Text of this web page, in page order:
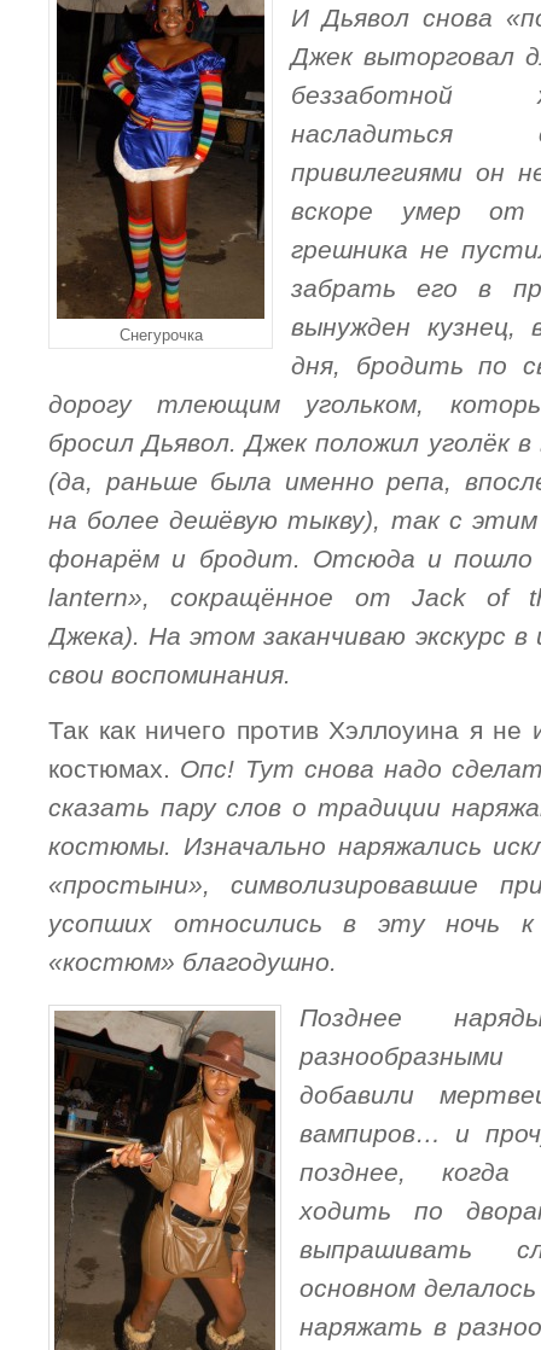
Снегурочка
И Дьявол снова
Джек выторговал
беззаботной
насладиться
привилегиями он
вскоре умер
грешника не
забрать его в
вынужден кузнец,
дня, бродить по
дорогу тлеющим угольком,
бросил Дьявол. Джек положил уголёк
(да, раньше была именно репа,
на более дешёвую тыкву), так с этим
фонарём и бродит. Отсюда и пошло
lantern», сокращённое от Jack of
Джека). На этом заканчиваю экскурс
свои воспоминания.
Так как ничего против Хэллоуина я не
костюмах. Опс! Тут снова надо
сказать пару слов о традиции
костюмы. Изначально наряжались
«простыни», символизировавшие
усопших относились в эту ночь
«костюм» благодушно.
Позднее
добавили
вампиров… и
позднее, когда
ходить по
выпрашивать
основном
наряжать в